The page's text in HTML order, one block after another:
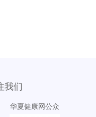
我们
华夏健康网公众